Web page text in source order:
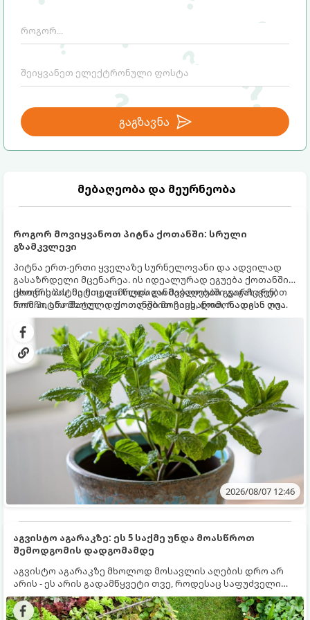
გაგზავნა
მებაღეობა და მეურნეობა
როგორ მოვიყვანოთ პიტნა ქოთანში: სრული
გზამკვლევი
პიტნა ერთ-ერთი ყველაზე სურნელოვანი და ადვილად
გასაზრდელი მცენარეა. ის იდეალურად ეგუება ქოთანში
ცხოვრებას, მეტიც, გამოცდილი მებაღეები გვირჩევენ,
რომ პიტნა მხოლოდ ქოთანში მოვიყვანოთ, რადგან ღია
გრუნტში (ბაღში) დარგვისას ის ფესვებით ძალიან
სწრაფად ვრცელდება და სხვა მცენარეებს ავიწროებს.
ქოთნის პიტნა მთელი წლის განმავლობაში გაგახარებთ
ნორჩი, არომატული ფოთლებით ჩაის, ლიმონათისა თუ
კერძებისთვის.
2026/08/07 12:46
აგვისტო აგარაკზე: ეს 5 საქმე უნდა მოასწროთ
შემოდგომის დადგომამდე
აგვისტო აგარაკზე მხოლოდ მოსავლის აღების დრო არ
არის - ეს არის გადამწყვეტი თვე, როდესაც საფუძველი
ეყრება მომავალი წლის მოსავალს და ბაღი მზადდება
შემოდგომა-ზამთრის სეზონისთვის. იმისათვის, რომ